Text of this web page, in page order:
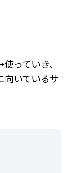
っていき、
向いているサ